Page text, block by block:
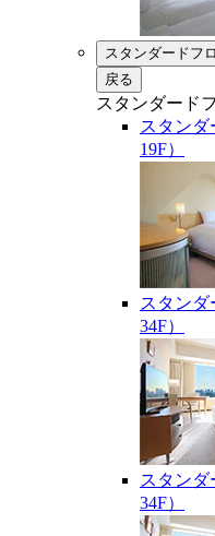
スタンダードフ
戻る
スタンダード
スタンダ
19F）
スタンダ
34F）
スタンダ
34F）